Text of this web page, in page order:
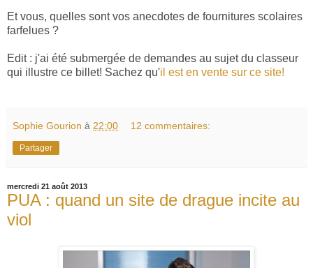
Et vous, quelles sont vos anecdotes de fournitures scolaires
farfelues ?
Edit : j'ai été submergée de demandes au sujet du classeur
qui illustre ce billet! Sachez qu'il est en vente sur ce site!
Sophie Gourion à 22:00 12 commentaires:
Partager
mercredi 21 août 2013
PUA : quand un site de drague incite au
viol